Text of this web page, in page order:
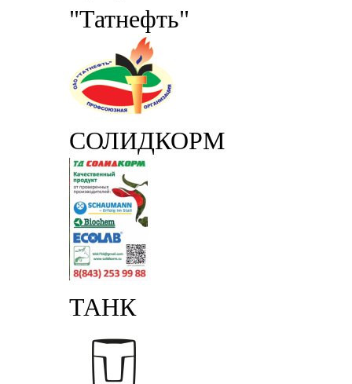
"Татнефть"
СОЛИДКОРМ
ТАНК